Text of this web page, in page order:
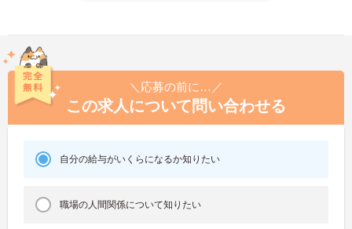
＼応募の前に…／
この求人について問い合わせる
自分の給与がいくらになるか知りたい
職場の人間関係について知りたい